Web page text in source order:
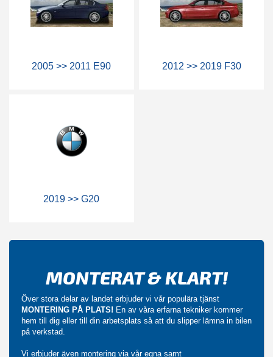
2005 >> 2011 E90 2012 >> 2019 F30
2019 >> G20
MONTERAT & KLART!
Över stora delar av landet erbjuder vi vår populära tjänst
MONTERING PÅ PLATS! En av våra erfarna tekniker kommer
hem till dig eller till din arbetsplats så att du slipper lämna in bilen
på verkstad.
Vi erbjuder även montering via vår egna samt